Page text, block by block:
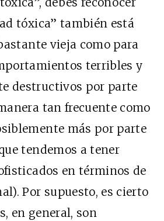
tóxica” también está
vieja como para
terribles y
destructivos por parte
tan frecuente como
más por parte
tendemos a tener
en términos de
Por supuesto, es cierto
en general, son